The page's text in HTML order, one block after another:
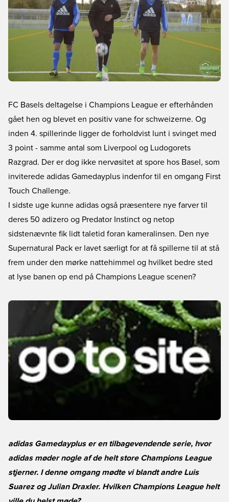
FC Basels deltagelse i Champions League er efterhånden
gået hen og blevet en positiv vane for schweizerne. Og
inden 4. spillerinde ligger de forholdvist lunt i svinget med
3 point - samme antal som Liverpool og Ludogorets
Razgrad. Der er dog ikke nervøsitet at spore hos Basel, som
inviterede adidas Gamedayplus indenfor til en omgang First
Touch Challenge.
I sidste uge kunne adidas også præsentere nye farver til
deres 50 adizero og Predator Instinct og netop
sidstenævnte fik lidt taletid foran kameralinsen. Den nye
Supernatural Pack er lavet særligt for at få spillerne til at stå
frem under den mørke nattehimmel og hvilket bedre sted
at lyse banen op end på Champions League scenen?
adidas Gamedayplus er en tilbagevendende serie, hvor
adidas møder nogle af de helt store Champions League
stjerner. I denne omgang mødte vi blandt andre Luis
Suarez og Julian Draxler. Hvilken Champions League helt